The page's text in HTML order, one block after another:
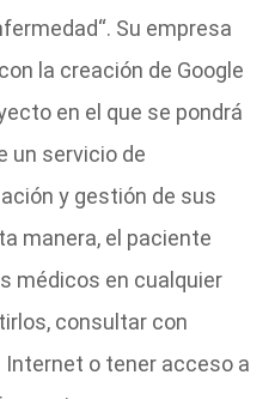
Su empresa
la creación de Google
en el que se pondrá
un servicio de
y gestión de sus
manera, el paciente
médicos en cualquier
consultar con
o tener acceso a